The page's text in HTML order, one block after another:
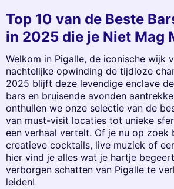
Top 10 van de Beste
in 2025 die je Niet Mag
Welkom in Pigalle, de iconische wijk
nachtelijke opwinding de tijdloze
2025 blijft deze levendige enclave
bars en bruisende avonden
onthullen we onze selectie van de
van must-visit locaties tot unieke
een verhaal vertelt. Of je nu op zoek
creatieve cocktails, live muziek of
hier vind je alles wat je hartje
verborgen schatten van Pigalle te
leiden!